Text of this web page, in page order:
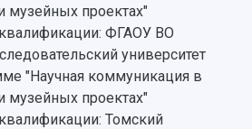
музейных проектах"
ФГАОУ ВО
университет
"Научная коммуникация в
музейных проектах"
Томский